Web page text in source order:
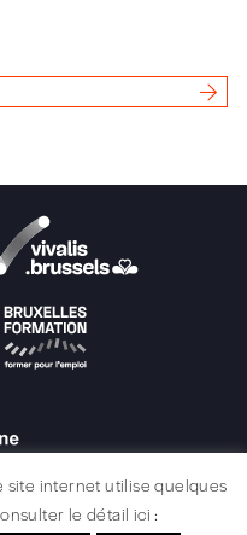
site internet utilise quelques
le détail ici :